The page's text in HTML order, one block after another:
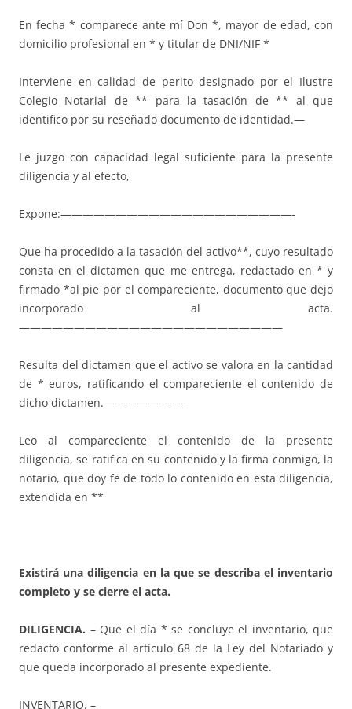
En fecha * comparece ante mí Don *, mayor de edad, con
domicilio profesional en * y titular de DNI/NIF *
Interviene en calidad de perito designado por el Ilustre
Colegio Notarial de ** para la tasación de ** al que
identifico por su reseñado documento de identidad.—
Le juzgo con capacidad legal suficiente para la presente
diligencia y al efecto,
Expone:—————————————————————-
Que ha procedido a la tasación del activo**, cuyo resultado
consta en el dictamen que me entrega, redactado en * y
firmado *al pie por el compareciente, documento que dejo
incorporado al acta.
————————————————————————
Resulta del dictamen que el activo se valora en la cantidad
de * euros, ratificando el compareciente el contenido de
dicho dictamen.———————–
Leo al compareciente el contenido de la presente
diligencia, se ratifica en su contenido y la firma conmigo, la
notario, que doy fe de todo lo contenido en esta diligencia,
extendida en **
Existirá una diligencia en la que se describa el inventario
completo y se cierre el acta.
DILIGENCIA. –Que el día * se concluye el inventario, que
redacto conforme al artículo 68 de la Ley del Notariado y
que queda incorporado al presente expediente.
INVENTARIO. –